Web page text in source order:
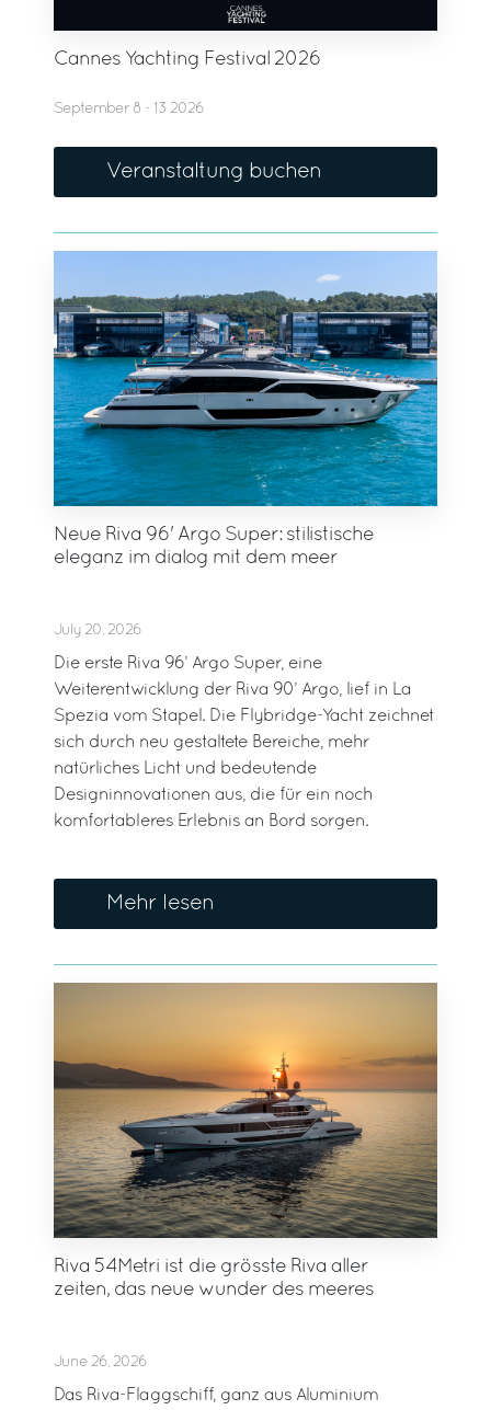
Cannes Yachting Festival 2026
September 8 - 13 2026
Veranstaltung buchen
Neue Riva 96' Argo Super: stilistische
eleganz im dialog mit dem meer
July 20, 2026
Die erste Riva 96’ Argo Super, eine
Weiterentwicklung der Riva 90’ Argo, lief in La
Spezia vom Stapel. Die Flybridge-Yacht zeichnet
sich durch neu gestaltete Bereiche, mehr
natürliches Licht und bedeutende
Designinnovationen aus, die für ein noch
komfortableres Erlebnis an Bord sorgen.
Mehr lesen
Riva 54Metri ist die grösste Riva aller
zeiten, das neue wunder des meeres
June 26, 2026
Das Riva-Flaggschiff, ganz aus Aluminium